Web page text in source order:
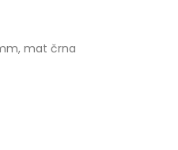
mat črna